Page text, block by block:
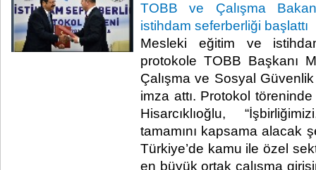
TOBB ve Çalışma
istihdam seferberliği başlattı
Mesleki eğitim ve
protokole TOBB Başkanı
Çalışma ve Sosyal
imza attı. Protokol
Hisarcıklıoğlu,
tamamını kapsama alacak
Türkiye’de kamu ile özel
en büyük ortak çalışma